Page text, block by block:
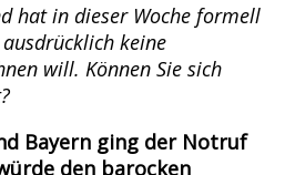
hat in dieser Woche formell
keine
will. Können Sie sich
Bayern ging der Notruf
den barocken